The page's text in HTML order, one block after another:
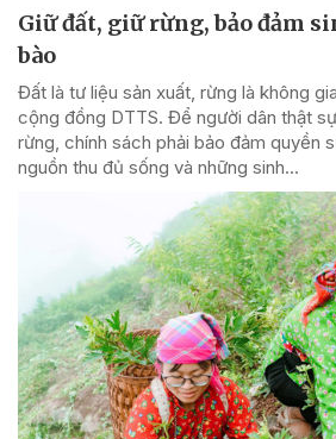
Giữ đất, giữ rừng, bảo đảm
bào
Đất là tư liệu sản xuất, rừng là không
cộng đồng DTTS. Để người dân thật
rừng, chính sách phải bảo đảm quyền
nguồn thu đủ sống và những sinh...